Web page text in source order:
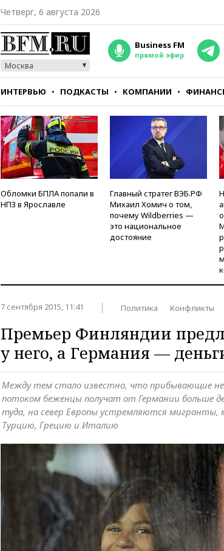
Четверг, 6 августа 2026
Москва
Business FM
прямой эфир
ИНТЕРВЬЮ ПОДКАСТЫ КОМПАНИИ
СТИЛЬ ТЕСТЫ
Обломки БПЛА попали в
НПЗ в Ярославле
Главный стратег ВЭБ.РФ
Михаил Хомич о том,
почему Wildberries —
это национальное
достояние
7 сентября 2015, 11:41 Политика Конфликты
Премьер Финляндии
у него, а Германия —
Между тем стало известно, что прибывающие
потоком беженцы получат от Германии больше
туда, на север Европы устремляются мигранты,
Турцию, Грецию и Италию